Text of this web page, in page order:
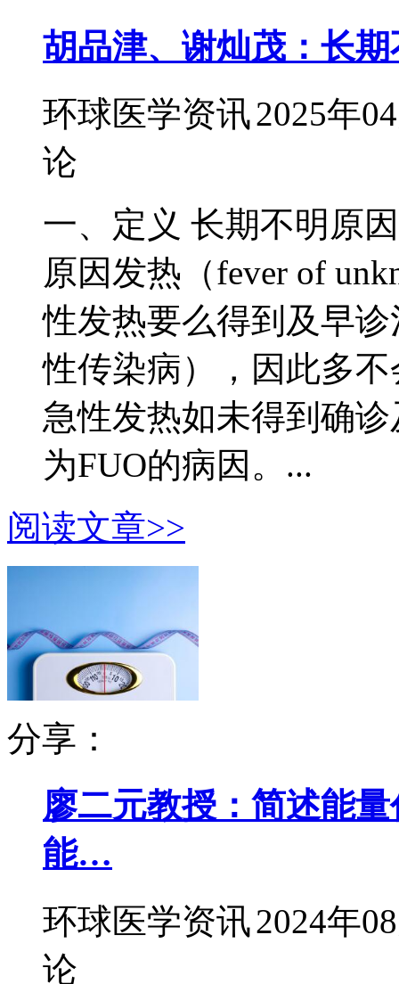
胡品津、谢灿茂：长
环球医学资讯2025年
论
一、定义 长期不明原
原因发热（fever of
性发热要么得到及早
性传染病），因此多
急性发热如未得到确
为FUO的病因。...
阅读文章>>
分享：
廖二元教授：简述能
能…
环球医学资讯2024年
论